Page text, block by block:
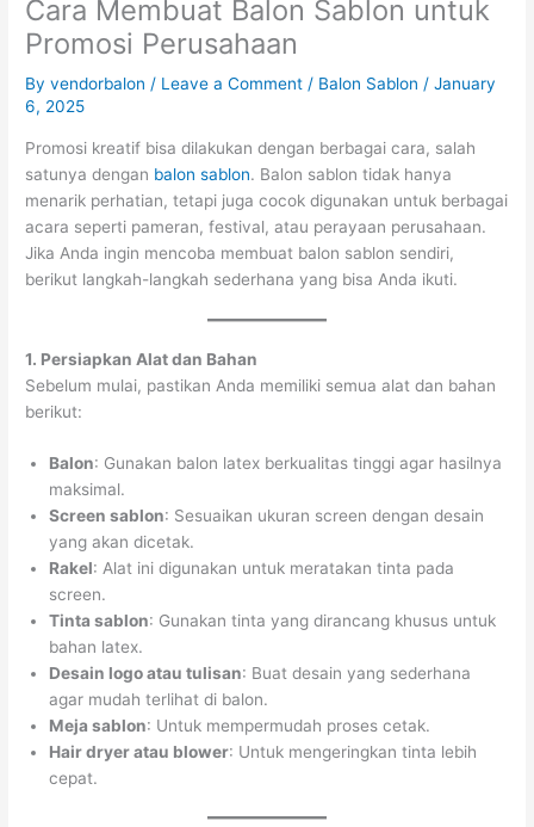
Cara Membuat Balon Sablon untuk
Promosi Perusahaan
Byvendorbalon / Leave a Comment / Balon Sablon /January
6, 2025
Promosi kreatif bisa dilakukan dengan berbagai cara, salah
satunya dengan balon sablon. Balon sablon tidak hanya
menarik perhatian, tetapi juga cocok digunakan untuk berbagai
acara seperti pameran, festival, atau perayaan perusahaan.
Jika Anda ingin mencoba membuat balon sablon sendiri,
berikut langkah-langkah sederhana yang bisa Anda ikuti.
1. Persiapkan Alat dan Bahan
Sebelum mulai, pastikan Anda memiliki semua alat dan bahan
berikut:
Balon: Gunakan balon latex berkualitas tinggi agar hasilnya
maksimal.
Screen sablon: Sesuaikan ukuran screen dengan desain
yang akan dicetak.
Rakel: Alat ini digunakan untuk meratakan tinta pada
screen.
Tinta sablon: Gunakan tinta yang dirancang khusus untuk
bahan latex.
Desain logo atau tulisan: Buat desain yang sederhana
agar mudah terlihat di balon.
Meja sablon: Untuk mempermudah proses cetak.
Hair dryer atau blower: Untuk mengeringkan tinta lebih
cepat.